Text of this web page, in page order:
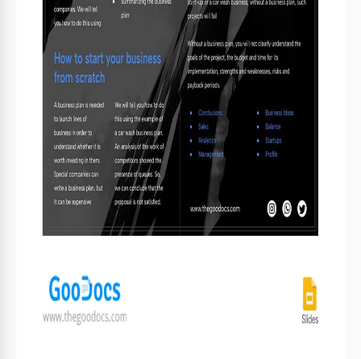
Setor imobiliário e corporativo: conferências,
apresentações, seminários com foco estrito no status
Arte e cultura: exposições, galerias de arte,
performances teatrais, onde o monocromático realça a
Educação e ciência: palestras, simpósios,
demonstrações de projetos de pesquisa, onde a
estrutura e a falta de detalhes distrativos importam.
Moda: desfiles, bureaus de design, com a paleta em
preto e branco enfatizando o estilo.
Eventos cerimoniais e memoriais: aniversários, datas
comemorativas, requerendo preto e branco para
respeito e simbolismo.
suas necessidades. Substitua os detalhes em azul por
vermelho impactante ou cinza neutro em apenas alguns
cliques, adicione gráficos personalizados para enriquecer as
imagens, escolha uma fonte cursiva e qualquer outra coisa